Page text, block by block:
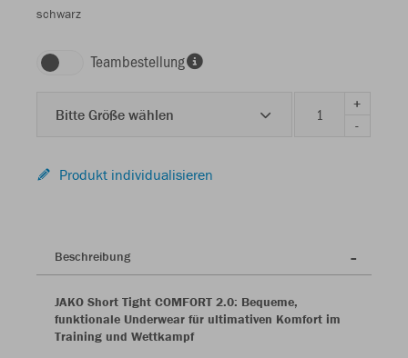
schwarz
Teambestellung
Bitte Größe wählen
+
-
Produkt individualisieren
Beschreibung
JAKO Short Tight COMFORT 2.0: Bequeme,
funktionale Underwear für ultimativen Komfort im
Training und Wettkampf